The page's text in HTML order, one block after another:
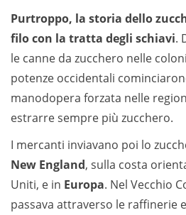
Purtroppo, la storia dello
filo con la tratta degli schiavi.
le canne da zucchero nelle
potenze occidentali
manodopera forzata nelle
estrarre sempre più zucchero.
I mercanti inviavano poi lo
New England, sulla costa
Uniti, e in Europa. Nel Vecchio
passava attraverso le raffinerie